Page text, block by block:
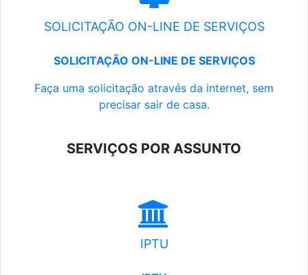
SOLICITAÇÃO ON-LINE DE SERVIÇOS
SOLICITAÇÃO ON-LINE DE SERVIÇOS
Faça uma solicitação através da internet, sem
precisar sair de casa.
SERVIÇOS POR ASSUNTO
IPTU